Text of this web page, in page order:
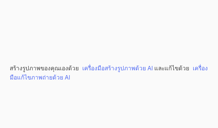
สร้างรูปภาพของคุณเองด้วย เครื่องมือสร้างรูปภาพด้วย AI และแก้ไขด้วย เครื่อง
มือแก้ไขภาพถ่ายด้วย AI